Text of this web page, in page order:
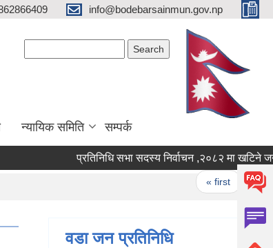
info@bodebarsainmun.gov.np
न्यायिक समिति सम्पर्क
प्रतिनिधि सभा सदस्य निर्वाचन ,२०८२
« first ‹
वडा जन प्रतिनिधि